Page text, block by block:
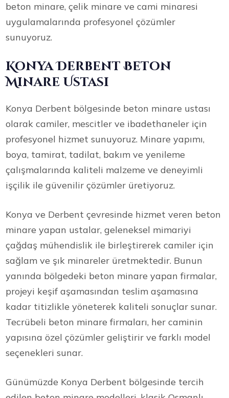
beton minare, çelik minare ve cami minaresi
uygulamalarında profesyonel çözümler
sunuyoruz.
Konya Derbent Beton
Minare Ustası
Konya Derbent bölgesinde beton minare ustası
olarak camiler, mescitler ve ibadethaneler için
profesyonel hizmet sunuyoruz. Minare yapımı,
boya, tamirat, tadilat, bakım ve yenileme
çalışmalarında kaliteli malzeme ve deneyimli
işçilik ile güvenilir çözümler üretiyoruz.
Konya ve Derbent çevresinde hizmet veren beton
minare yapan ustalar, geleneksel mimariyi
çağdaş mühendislik ile birleştirerek camiler için
sağlam ve şık minareler üretmektedir. Bunun
yanında bölgedeki beton minare yapan firmalar,
projeyi keşif aşamasından teslim aşamasına
kadar titizlikle yöneterek kaliteli sonuçlar sunar.
Tecrübeli beton minare firmaları, her caminin
yapısına özel çözümler geliştirir ve farklı model
seçenekleri sunar.
Günümüzde Konya Derbent bölgesinde tercih